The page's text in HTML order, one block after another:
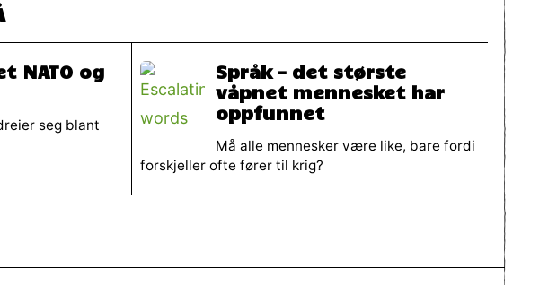
NATO og
seg blant
Språk – det største
våpnet mennesket har
oppfunnet
Må alle mennesker være like, bare fordi
forskjeller ofte fører til krig?